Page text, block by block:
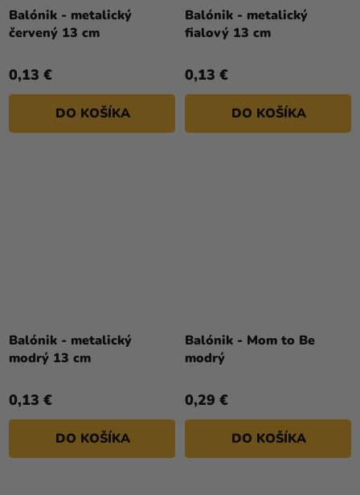
Balónik - metalický
červený 13 cm
0,13 €
DO KOŠÍKA
Balónik - metalický
fialový 13 cm
0,13 €
DO KOŠÍKA
Balónik - metalický
modrý 13 cm
0,13 €
DO KOŠÍKA
Balónik - Mom to Be
modrý
0,29 €
DO KOŠÍKA